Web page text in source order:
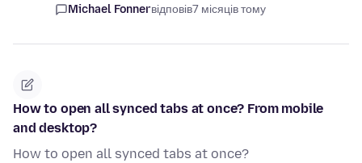
Michael Fonnerвідповів7 місяців тому
How to open all synced tabs at once? From mobile
and desktop?
How to open all synced tabs at once?